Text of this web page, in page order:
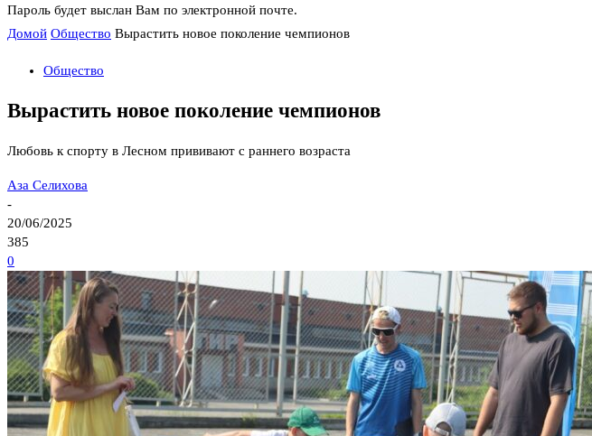
Пароль будет выслан Вам по электронной почте.
Домой Общество Вырастить новое поколение чемпионов
Общество
Вырастить новое поколение чемпионов
Любовь к спорту в Лесном прививают с раннего возраста
Аза Селихова
-
20/06/2025
385
0